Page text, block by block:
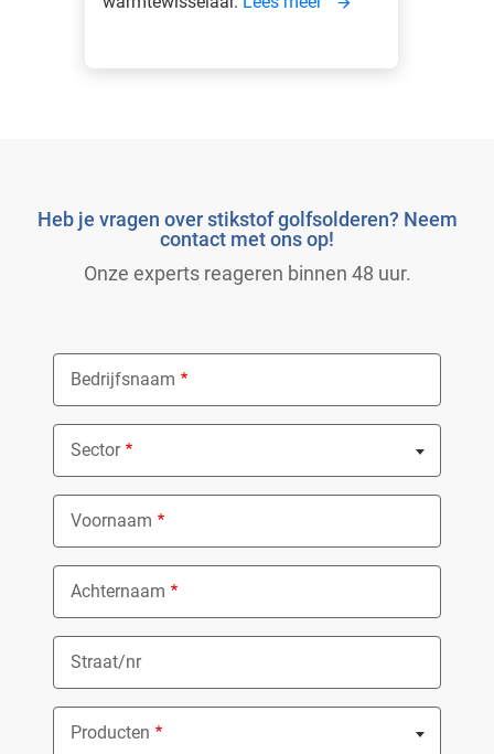
Heb je vragen over stikstof golfsolderen? Neem
contact met ons op!
Onze experts reageren binnen 48 uur.
Bedrijfsnaam
Sector
Nothing selected
Voornaam
Achternaam
Straat/nr
Producten
Nothing selected